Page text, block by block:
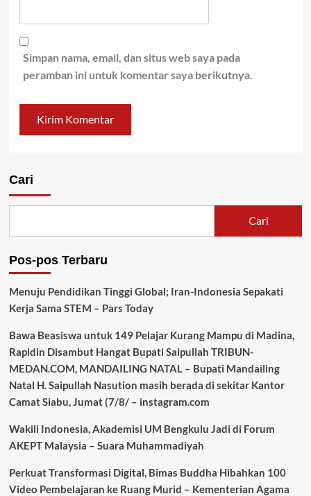
Simpan nama, email, dan situs web saya pada
peramban ini untuk komentar saya berikutnya.
Cari
Cari
Pos-pos Terbaru
Menuju Pendidikan Tinggi Global; Iran-Indonesia Sepakati
Kerja Sama STEM – Pars Today
Bawa Beasiswa untuk 149 Pelajar Kurang Mampu di Madina,
Rapidin Disambut Hangat Bupati Saipullah TRIBUN-
MEDAN.COM, MANDAILING NATAL – Bupati Mandailing
Natal H. Saipullah Nasution masih berada di sekitar Kantor
Camat Siabu, Jumat (7/8/ – instagram.com
Wakili Indonesia, Akademisi UM Bengkulu Jadi di Forum
AKEPT Malaysia – Suara Muhammadiyah
Perkuat Transformasi Digital, Bimas Buddha Hibahkan 100
Video Pembelajaran ke Ruang Murid – Kementerian Agama